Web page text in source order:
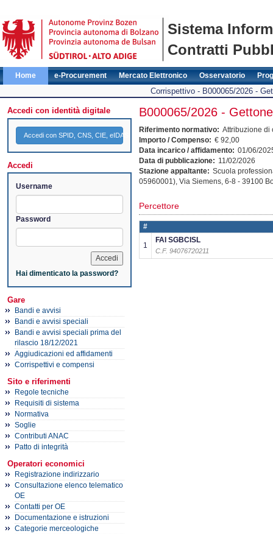
Sistema
Contratti
Home e-Procurement Mercato Elettronico Osservatorio
Corrispettivo - B000065/2026 -
Accedi con identità digitale
Accedi con SPID, CNS, CIE, eIDAS
Accedi
Username
Password
Hai dimenticato la password?
Gare
Bandi e avvisi
Bandi e avvisi speciali
Bandi e avvisi speciali prima del
rilascio 18/12/2021
Aggiudicazioni ed affidamenti
Corrispettivi e compensi
Sito e riferimenti
Regole tecniche
Requisiti di sistema
Normativa
Soglie
Contributi ANAC
Patto di integrità
Operatori economici
Registrazione indirizzario
Consultazione elenco telematico
OE
Contatti per OE
Documentazione e istruzioni
Categorie merceologiche
B000065/2026 -
Riferimento normativo: Attribuzione di
Importo / Compenso: € 92,00
Data incarico / affidamento: 01/06/
Data di pubblicazione: 11/02/2026
Stazione appaltante: Scuola
05960001), Via Siemens, 6-8 - 39100
Percettore
#
1
FAI SGBCISL
C.F. 94076720211